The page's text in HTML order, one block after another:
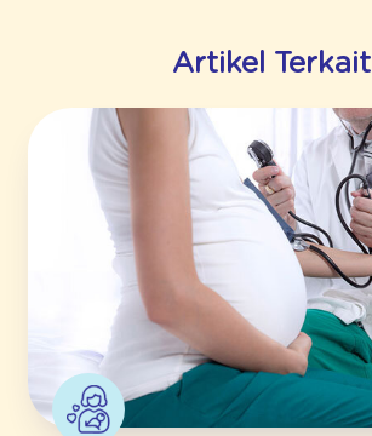
Artikel Terkait